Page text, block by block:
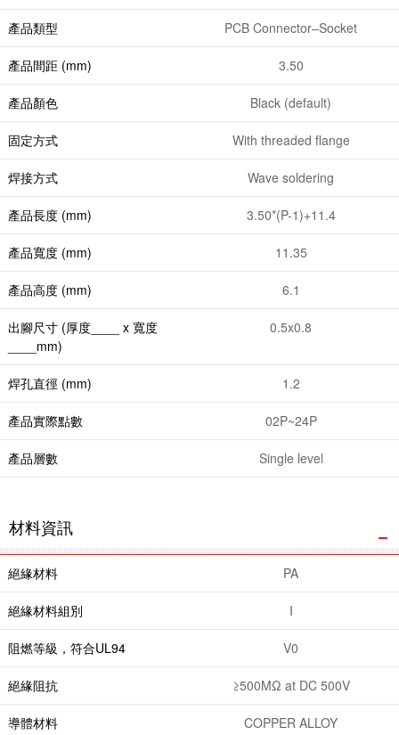
產品類型 PCB Connector–Socket
產品間距 (mm) 3.50
產品顏色 Black (default)
固定方式 With threaded flange
焊接方式 Wave soldering
產品長度 (mm) 3.50*(P-1)+11.4
產品寬度 (mm) 11.35
產品高度 (mm) 6.1
出腳尺寸 (厚度____ x 寬度
____mm)
0.5x0.8
焊孔直徑 (mm) 1.2
產品實際點數 02P~24P
產品層數 Single level
材料資訊
絕緣材料 PA
絕緣材料組別 I
阻燃等級，符合UL94 V0
絕緣阻抗 ≥500MΩ at DC 500V
導體材料 COPPER ALLOY